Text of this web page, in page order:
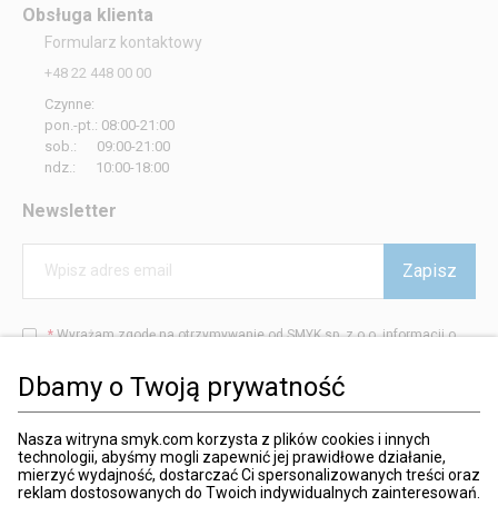
Dbamy o Twoją prywatność
Nasza witryna smyk.com korzysta z plików cookies i innych
technologii, abyśmy mogli zapewnić jej prawidłowe działanie,
mierzyć wydajność, dostarczać Ci spersonalizowanych treści oraz
reklam dostosowanych do Twoich indywidualnych zainteresowań.
Obsługa klienta
Formularz kontaktowy
+48 22 448 00 00
Czynne:
pon.-pt.: 08:00-21:00
sob.: 09:00-21:00
ndz.: 10:00-18:00
Newsletter
Wpisz adres email Zapisz
*Wyrażam zgodę na otrzymywanie od SMYK sp. z o.o. informacji o
elektronicznej (e-mail).